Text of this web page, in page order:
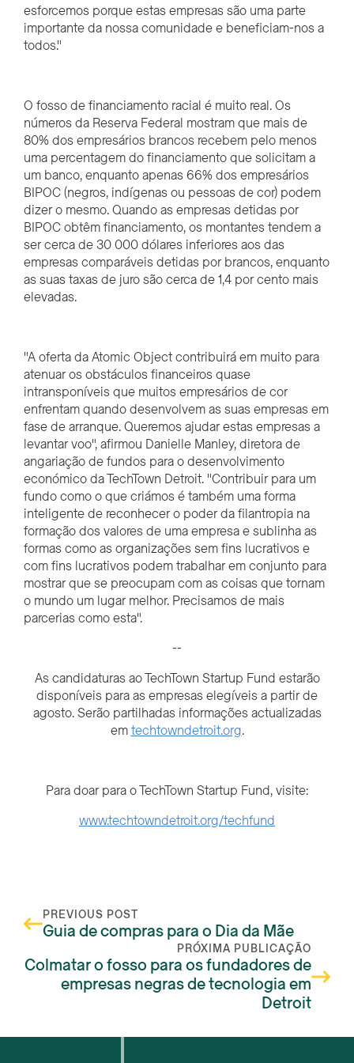
esforcemos porque estas empresas são uma parte
importante da nossa comunidade e beneficiam-nos a
todos."
O fosso de financiamento racial é muito real. Os
números da Reserva Federal mostram que mais de
80% dos empresários brancos recebem pelo menos
uma percentagem do financiamento que solicitam a
um banco, enquanto apenas 66% dos empresários
BIPOC (negros, indígenas ou pessoas de cor) podem
dizer o mesmo. Quando as empresas detidas por
BIPOC obtêm financiamento, os montantes tendem a
ser cerca de 30 000 dólares inferiores aos das
empresas comparáveis detidas por brancos, enquanto
as suas taxas de juro são cerca de 1,4 por cento mais
elevadas.
"A oferta da Atomic Object contribuirá em muito para
atenuar os obstáculos financeiros quase
intransponíveis que muitos empresários de cor
enfrentam quando desenvolvem as suas empresas em
fase de arranque. Queremos ajudar estas empresas a
levantar voo", afirmou Danielle Manley, diretora de
angariação de fundos para o desenvolvimento
económico da TechTown Detroit. "Contribuir para um
fundo como o que criámos é também uma forma
inteligente de reconhecer o poder da filantropia na
formação dos valores de uma empresa e sublinha as
formas como as organizações sem fins lucrativos e
com fins lucrativos podem trabalhar em conjunto para
mostrar que se preocupam com as coisas que tornam
o mundo um lugar melhor. Precisamos de mais
parcerias como esta".
--
As candidaturas ao TechTown Startup Fund estarão
disponíveis para as empresas elegíveis a partir de
agosto. Serão partilhadas informações actualizadas
emtechtowndetroit.org.
Para doar para o TechTown Startup Fund, visite:
www.techtowndetroit.org/techfund
PREVIOUS POST
Guia de compras para o Dia da Mãe
PRÓXIMA PUBLICAÇÃO
Colmatar o fosso para os fundadores de
empresas negras de tecnologia em
Detroit